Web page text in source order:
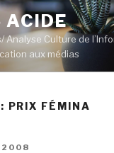
ACIDE
Analyse Culture de
aux médias
PRIX FÉMINA
2008